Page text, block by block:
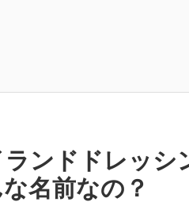
ンドドレッシ
名前なの？